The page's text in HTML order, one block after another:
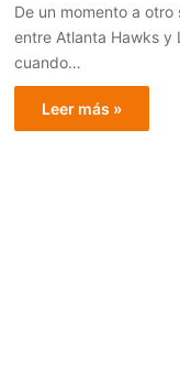
De un momento a
entre Atlanta Hawks y
cuando…
Leer más »